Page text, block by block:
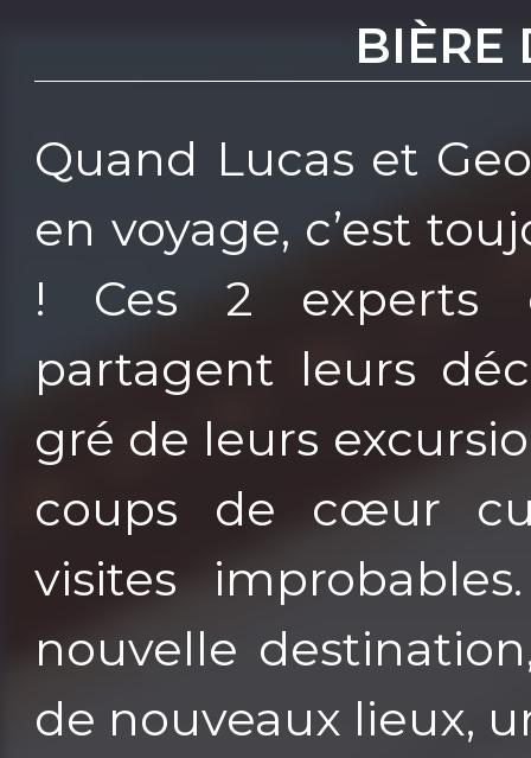
BIÈRE
Quand Lucas et
en voyage, c’est
! Ces 2 experts
partagent leurs
gré de leurs
coups de cœur
visites
nouvelle
de nouveaux lieux,